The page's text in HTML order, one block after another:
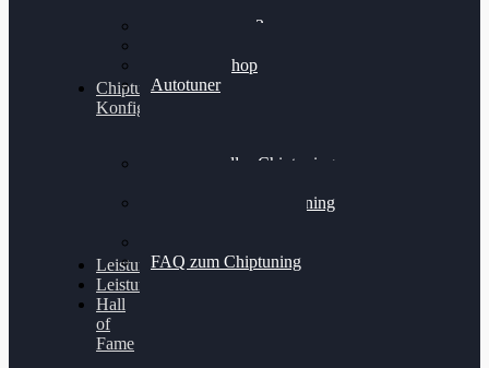
Alientech Kess3
Alientech Shop
Autotuner
Chiptuning
Konfigurator
Professionelles Chiptuning
Professionelles Chiptuning
FAQ zum Chiptuning
Leistungsmessung
Leistungsprüfstand
Hall
of
Fame